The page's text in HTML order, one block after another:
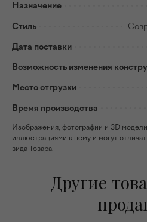
Назначение
Стиль
Дата поставки
Возможность изменения
Место отгрузки
Время производства
Изображения, фотографии и 3D
иллюстрациями к нему и могут
вида Товара.
Другие